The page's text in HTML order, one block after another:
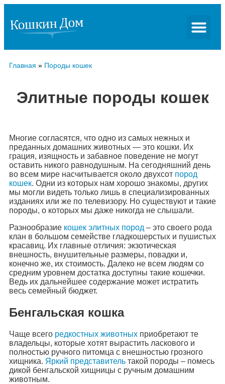
Главная » Породы кошек
Элитные породы кошек
Многие согласятся, что одно из самых нежных и
преданных домашних животных — это кошки. Их
грация, изящность и забавное поведение не могут
оставить никого равнодушным. На сегодняшний день
во всем мире насчитывается около двухсот пород
кошек. Одни из которых нам хорошо знакомы, других
мы могли видеть только лишь в специализированных
изданиях или же по телевизору. Но существуют и такие
породы, о которых мы даже никогда не слышали.
Разнообразие кошек элитных пород – это своего рода
клан в большом семействе гладкошерстых и пушистых
красавиц. Их главные отличия: экзотическая
внешность, внушительные размеры, повадки и,
конечно же, их стоимость. Далеко не всем людям со
средним уровнем достатка доступны такие кошечки.
Ведь их дальнейшее содержание может истратить
весь семейный бюджет.
Бенгальская кошка
Чаще всего редкостных животных приобретают те
владельцы, которые хотят вырастить ласкового и
полностью ручного питомца с внешностью грозного
хищника. Яркий представитель такой породы – помесь
дикой бенгальской хищницы с ручным домашним
животным.